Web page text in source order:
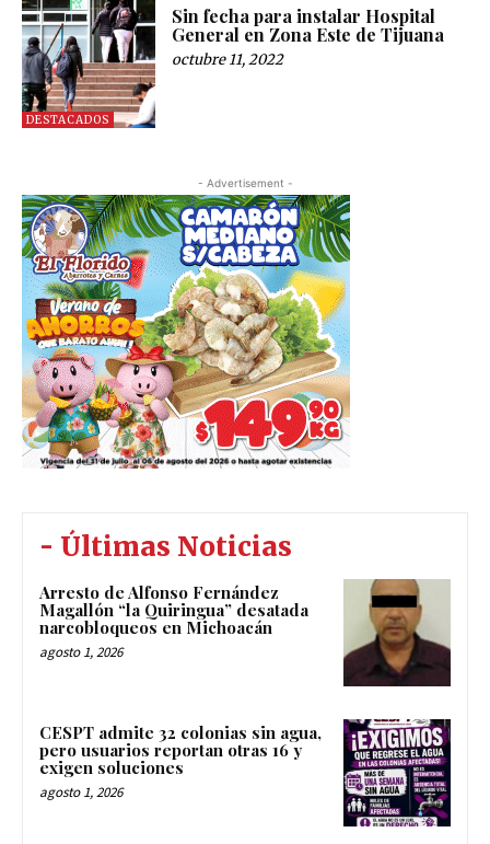
DESTACADOS
Sin fecha para instalar Hospital
General en Zona Este de Tijuana
octubre 11, 2022
- Advertisement -
- Últimas Noticias
Arresto de Alfonso Fernández
Magallón “la Quiringua” desatada
narcobloqueos en Michoacán
agosto 1, 2026
CESPT admite 32 colonias sin agua,
pero usuarios reportan otras 16 y
exigen soluciones
agosto 1, 2026